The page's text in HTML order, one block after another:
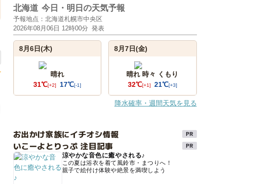
北海道 今日・明日の天気予報
予報地点：北海道札幌市中央区
2026年08月06日 12時00分 発表
8月6日(木)
晴れ
31℃[+2] 17℃[-1]
8月7日(金)
晴れ 時々 くもり
32℃[+1] 21℃[+3]
降水確率・週間天気を見る
お出かけ家族にイチオシ情報
いこーよとりっぷ 注目記事
涼やかな音色に癒やされる♪
この夏は浴衣を着て風鈴市・まつりへ！
親子で絵付け体験や絶景を満喫しよう